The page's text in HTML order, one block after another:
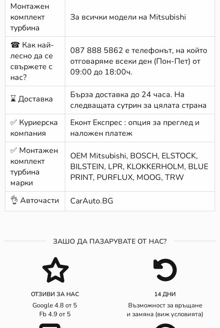
Монтажен
комплект
турбина
За всички модели на Mitsubishi
☎ Как най-
лесно да се
свържете с
нас?
087 888 5862 е телефонът, на който
отговаряме всеки ден (Пон-Пет) от
09:00 до 18:00ч.
⌛ Доставка
Бърза доставка до 24 часа. На
следващата сутрин за цялата страна
✅ Куриерска
компания
Еконт Експрес : опция за преглед и
наложен платеж
✅ Монтажен
комплект
турбина
марки
ОЕМ Mitsubishi, BOSCH, ELSTOCK,
BILSTEIN, LPR, KLOKKERHOLM, BLUE
PRINT, PURFLUX, MOOG, TRW
👌 Авточасти CarAuto.BG
ЗАШО ДА ПАЗАРУВАТЕ ОТ НАС?
ОТЗИВИ ЗА НАС
Google 4.8 от 5
Fb 4.9 от 5
14 ДНИ
Възможност за връщане
и замяна (виж условията)